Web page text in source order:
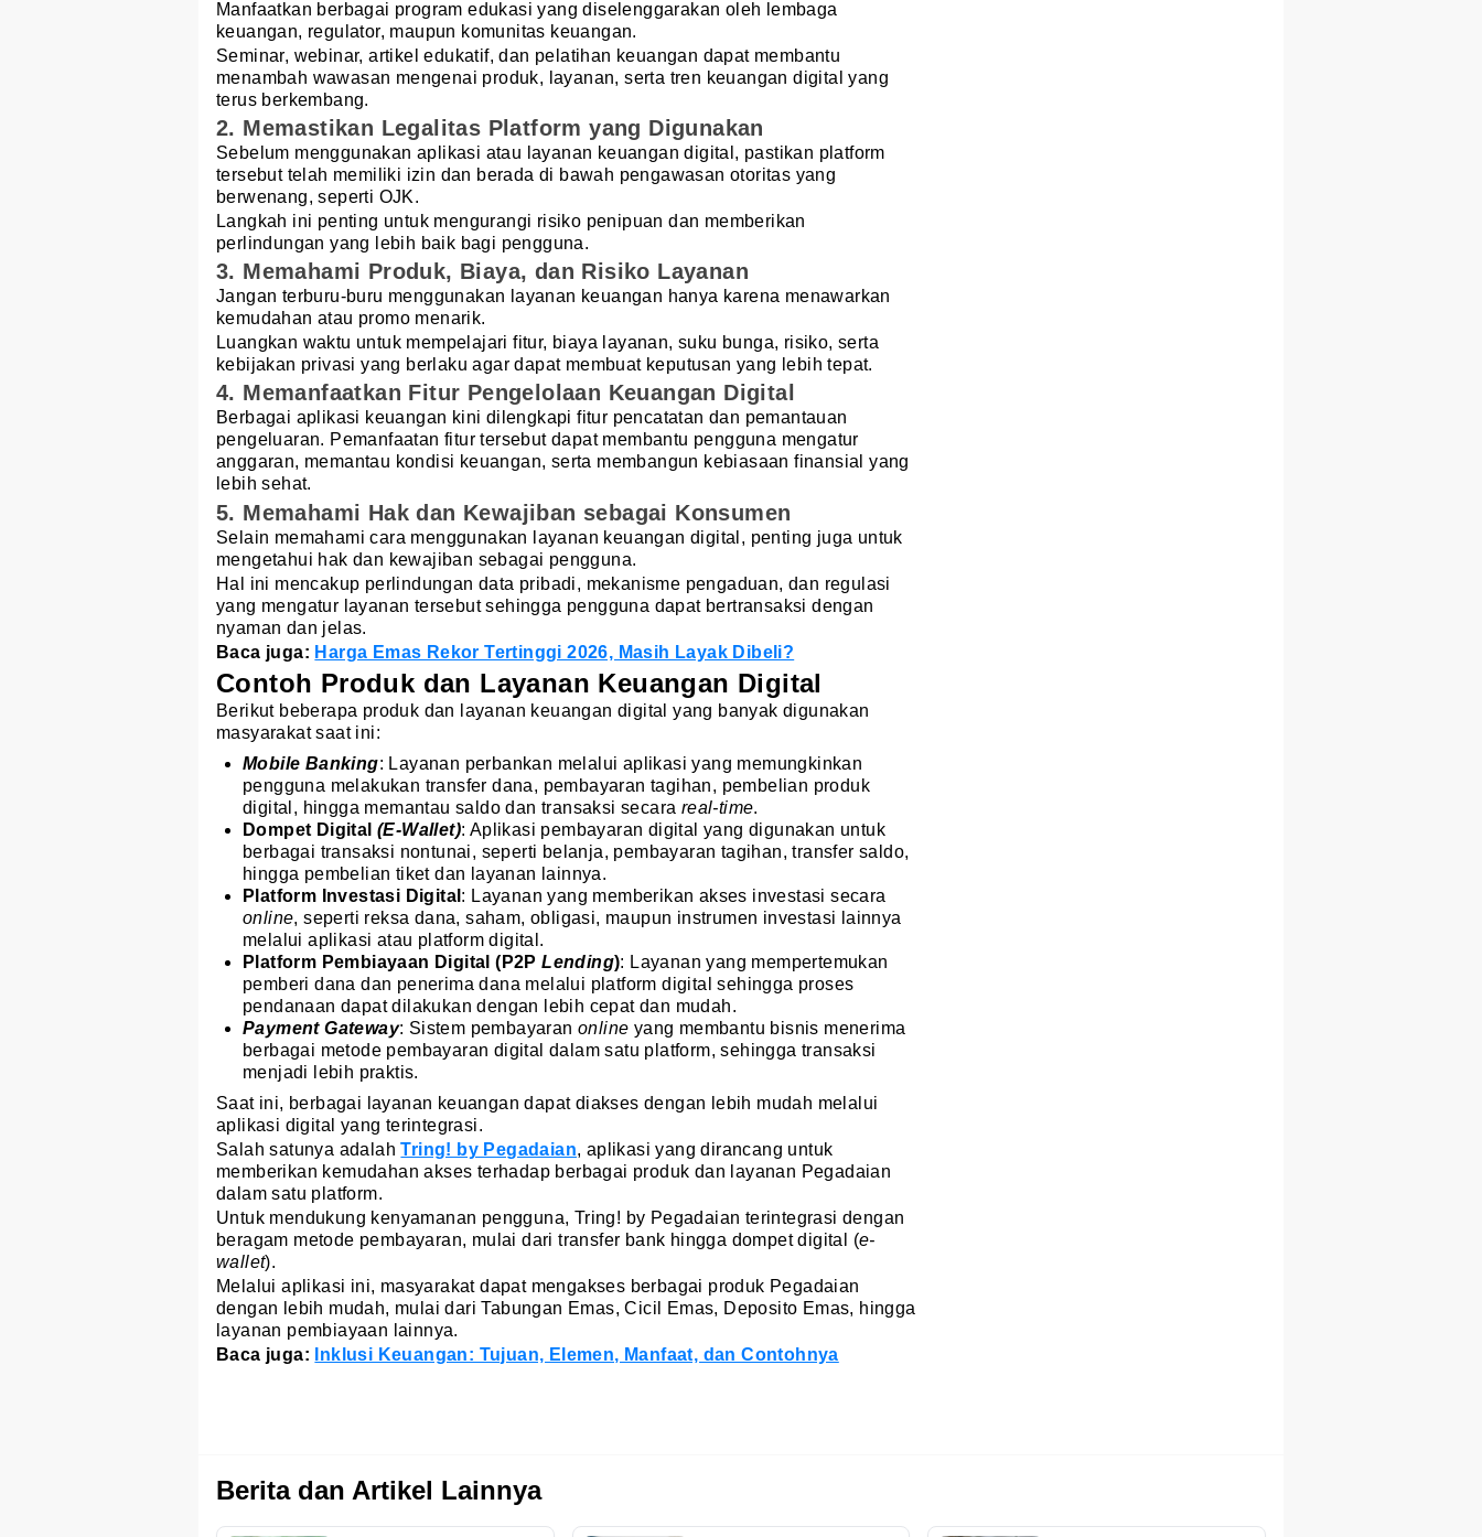
Manfaatkan berbagai program edukasi yang diselenggarakan oleh lembaga
keuangan, regulator, maupun komunitas keuangan.
Seminar, webinar, artikel edukatif, dan pelatihan keuangan dapat membantu
menambah wawasan mengenai produk, layanan, serta tren keuangan digital yang
terus berkembang.
2. Memastikan Legalitas Platform yang Digunakan
Sebelum menggunakan aplikasi atau layanan keuangan digital, pastikan platform
tersebut telah memiliki izin dan berada di bawah pengawasan otoritas yang
berwenang, seperti OJK.
Langkah ini penting untuk mengurangi risiko penipuan dan memberikan
perlindungan yang lebih baik bagi pengguna.
3. Memahami Produk, Biaya, dan Risiko Layanan
Jangan terburu-buru menggunakan layanan keuangan hanya karena menawarkan
kemudahan atau promo menarik.
Luangkan waktu untuk mempelajari fitur, biaya layanan, suku bunga, risiko, serta
kebijakan privasi yang berlaku agar dapat membuat keputusan yang lebih tepat.
4. Memanfaatkan Fitur Pengelolaan Keuangan Digital
Berbagai aplikasi keuangan kini dilengkapi fitur pencatatan dan pemantauan
pengeluaran. Pemanfaatan fitur tersebut dapat membantu pengguna mengatur
anggaran, memantau kondisi keuangan, serta membangun kebiasaan finansial yang
lebih sehat.
5. Memahami Hak dan Kewajiban sebagai Konsumen
Selain memahami cara menggunakan layanan keuangan digital, penting juga untuk
mengetahui hak dan kewajiban sebagai pengguna.
Hal ini mencakup perlindungan data pribadi, mekanisme pengaduan, dan regulasi
yang mengatur layanan tersebut sehingga pengguna dapat bertransaksi dengan
nyaman dan jelas.
Baca juga: Harga Emas Rekor Tertinggi 2026, Masih Layak Dibeli?
Contoh Produk dan Layanan Keuangan Digital
Berikut beberapa produk dan layanan keuangan digital yang banyak digunakan
masyarakat saat ini:
Mobile Banking: Layanan perbankan melalui aplikasi yang memungkinkan
pengguna melakukan transfer dana, pembayaran tagihan, pembelian produk
digital, hingga memantau saldo dan transaksi secara real-time.
Dompet Digital (E-Wallet): Aplikasi pembayaran digital yang digunakan untuk
berbagai transaksi nontunai, seperti belanja, pembayaran tagihan, transfer saldo,
hingga pembelian tiket dan layanan lainnya.
Platform Investasi Digital : Layanan yang memberikan akses investasi secara
online, seperti reksa dana, saham, obligasi, maupun instrumen investasi lainnya
melalui aplikasi atau platform digital.
Platform Pembiayaan Digital (P2PLending): Layanan yang mempertemukan
pemberi dana dan penerima dana melalui platform digital sehingga proses
pendanaan dapat dilakukan dengan lebih cepat dan mudah.
Payment Gateway: Sistem pembayaran online yang membantu bisnis menerima
berbagai metode pembayaran digital dalam satu platform, sehingga transaksi
menjadi lebih praktis.
Saat ini, berbagai layanan keuangan dapat diakses dengan lebih mudah melalui
aplikasi digital yang terintegrasi.
Salah satunya adalahTring! by Pegadaian, aplikasi yang dirancang untuk
memberikan kemudahan akses terhadap berbagai produk dan layanan Pegadaian
dalam satu platform.
Untuk mendukung kenyamanan pengguna, Tring! by Pegadaian terintegrasi dengan
beragam metode pembayaran, mulai dari transfer bank hingga dompet digital (e-
wallet).
Melalui aplikasi ini, masyarakat dapat mengakses berbagai produk Pegadaian
dengan lebih mudah, mulai dari Tabungan Emas, Cicil Emas, Deposito Emas, hingga
layanan pembiayaan lainnya.
Baca juga:
Inklusi Keuangan: Tujuan, Elemen, Manfaat, dan Contohnya
Berita dan Artikel Lainnya